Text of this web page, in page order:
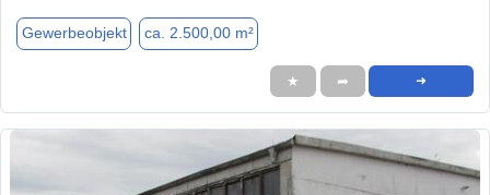
Gewerbeobjekt ca. 2.500,00 m²
★ ➦ ➜